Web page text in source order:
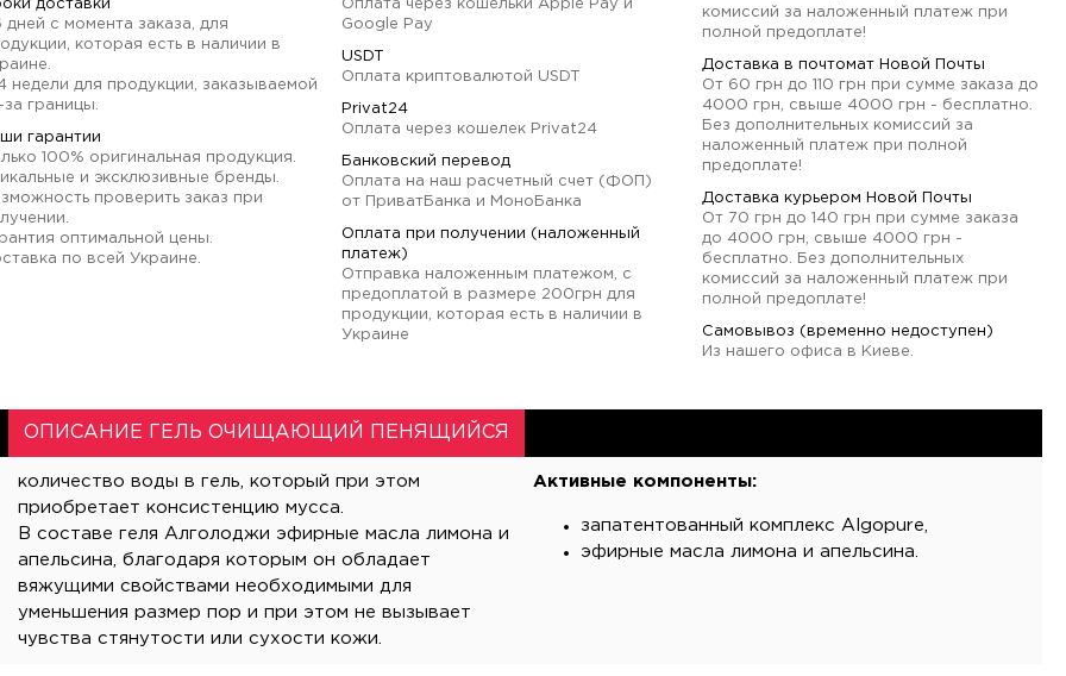
доставки
дней с момента заказа, для
которая есть в наличии в
недели для продукции, заказываемой
за границы.
гарантии
100% оригинальная продукция.
и эксклюзивные бренды.
проверить заказ при
оптимальной цены.
по всей Украине.
Оплата через кошельки Apple Pay и
Google Pay
USDT
Оплата криптовалютой USDT
Privat24
Оплата через кошелек Privat24
Банковский перевод
Оплата на наш расчетный счет (ФОП)
от ПриватБанка и МоноБанка
Оплата при получении (наложенный
платеж)
Отправка наложенным платежом, с
предоплатой в размере 200грн для
продукции, которая есть в наличии в
Украине
комиссий за наложенный платеж при
полной предоплате!
Доставка в почтомат Новой Почты
От 60 грн до 110 грн при сумме заказа до
4000 грн, свыше 4000 грн - бесплатно.
Без дополнительных комиссий за
наложенный платеж при полной
предоплате!
Доставка курьером Новой Почты
От 70 грн до 140 грн при сумме заказа
до 4000 грн, свыше 4000 грн -
бесплатно. Без дополнительных
комиссий за наложенный платеж при
полной предоплате!
Самовывоз (временно недоступен)
Из нашего офиса в Киеве.
ОПИСАНИЕ ГЕЛЬ ОЧИЩАЮЩИЙ ПЕНЯЩИЙСЯ
приобретает консистенцию мусса.
В составе геля Алголоджи эфирные масла лимона и
апельсина, благодаря которым он обладает
вяжущими свойствами необходимыми для
уменьшения размер пор и при этом не вызывает
чувства стянутости или сухости кожи.
Активные компоненты:
запатентованный комплекс Algopure,
эфирные масла лимона и апельсина.